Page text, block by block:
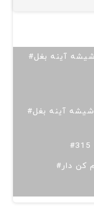
#قیمت خرید شیشه آینه بغل MVM 315 گرم کن برقی
#خرید شیشه آینه بغل MVM315 همراه گرم کن برقی و